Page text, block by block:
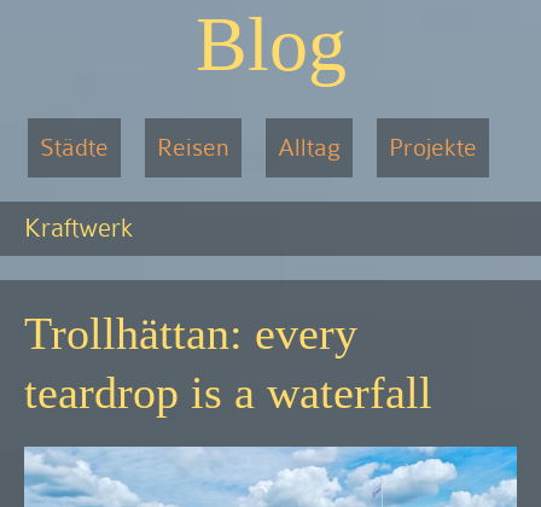
Blog
Städte Reisen Alltag Projekte
Kraftwerk
Trollhättan: every
teardrop is a waterfall